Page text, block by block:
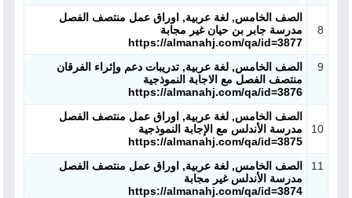
8
الصف الخامس, لغة عربية, اوراق عمل منتصف الفصل
مدرسة جابر بن حيان غير مجابة
https://almanahj.com/qa/id=3877
9
الصف الخامس, لغة عربية, تدريبات دعم وإثراء الفرقان
منتصف الفصل مع الاجابة النموذجية
https://almanahj.com/qa/id=3876
10
الصف الخامس, لغة عربية, اوراق عمل منتصف الفصل
مدرسة الأندلس مع الإجابة النموذجية
https://almanahj.com/qa/id=3875
11
الصف الخامس, لغة عربية, اوراق عمل منتصف الفصل
مدرسة الأندلس غير مجابة
https://almanahj.com/qa/id=3874